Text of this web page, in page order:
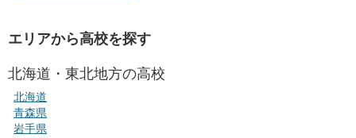
エリアから高校を探す
北海道・東北地方の高校
北海道
青森県
岩手県